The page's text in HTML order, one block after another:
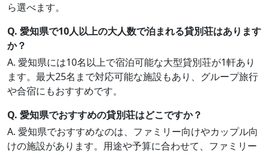
ら選べます。
Q. 愛知県で10人以上の大人数で泊まれる貸別荘はあります
か？
A. 愛知県には10名以上で宿泊可能な大型貸別荘が1軒あり
ます。最大25名まで対応可能な施設もあり、グループ旅行
や合宿にもおすすめです。
Q. 愛知県でおすすめの貸別荘はどこですか？
A. 愛知県でおすすめなのは、ファミリー向けやカップル向
けの施設があります。用途や予算に合わせて、ファミリー